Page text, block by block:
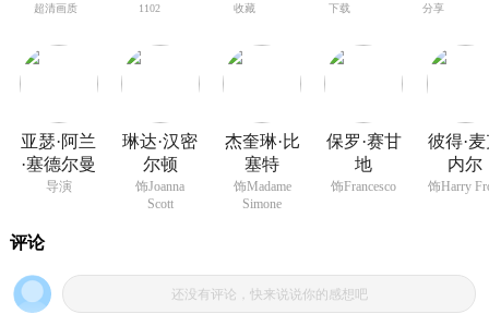
价值。
超清画质 1102 收藏 下载 分享
亚瑟·阿兰
·塞德尔曼
导演
琳达·汉密
尔顿
饰Joanna
Scott
杰奎琳·比
塞特
饰Madame
Simone
保罗·赛甘
地
饰Francesco
彼得·
内尔
饰Harry